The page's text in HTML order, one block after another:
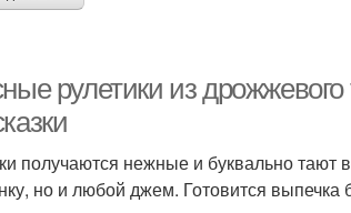
рулетики из
получаются нежные и буквально тают
но и любой джем. Готовится выпечка